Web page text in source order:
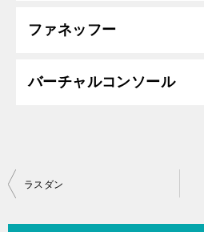
ファネッフー
バーチャルコンソール
投
ラスダン